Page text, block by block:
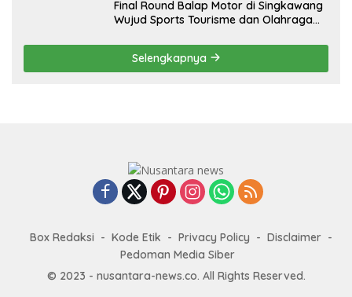
Final Round Balap Motor di Singkawang
Wujud Sports Tourisme dan Olahraga
Selengkapnya
Box Redaksi Kode Etik Privacy Policy
Disclaimer
Pedoman Media Siber
© 2023 - nusantara-news.co. All Rights Reserved.